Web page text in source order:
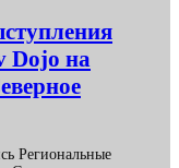
Dojo на
Региональные